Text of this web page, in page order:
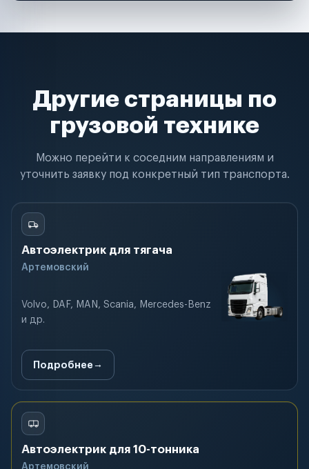
Другие страницы по
грузовой технике
Можно перейти к соседним направлениям и
уточнить заявку под конкретный тип транспорта.
Автоэлектрик для тягача
Артемовский
Volvo, DAF, MAN, Scania, Mercedes-Benz
и др.
Подробнее
Автоэлектрик для 10-тонника
Артемовский